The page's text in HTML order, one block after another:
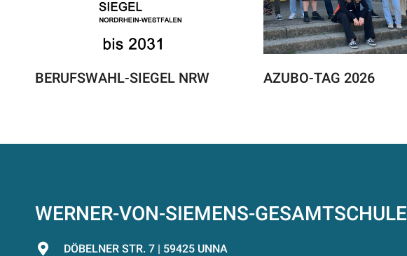
BERUFSWAHL-SIEGEL NRW AZUBO-TAG 2026
WERNER-VON-SIEMENS-GESAMTSCHULE
DÖBELNER STR. 7 | 59425 UNNA